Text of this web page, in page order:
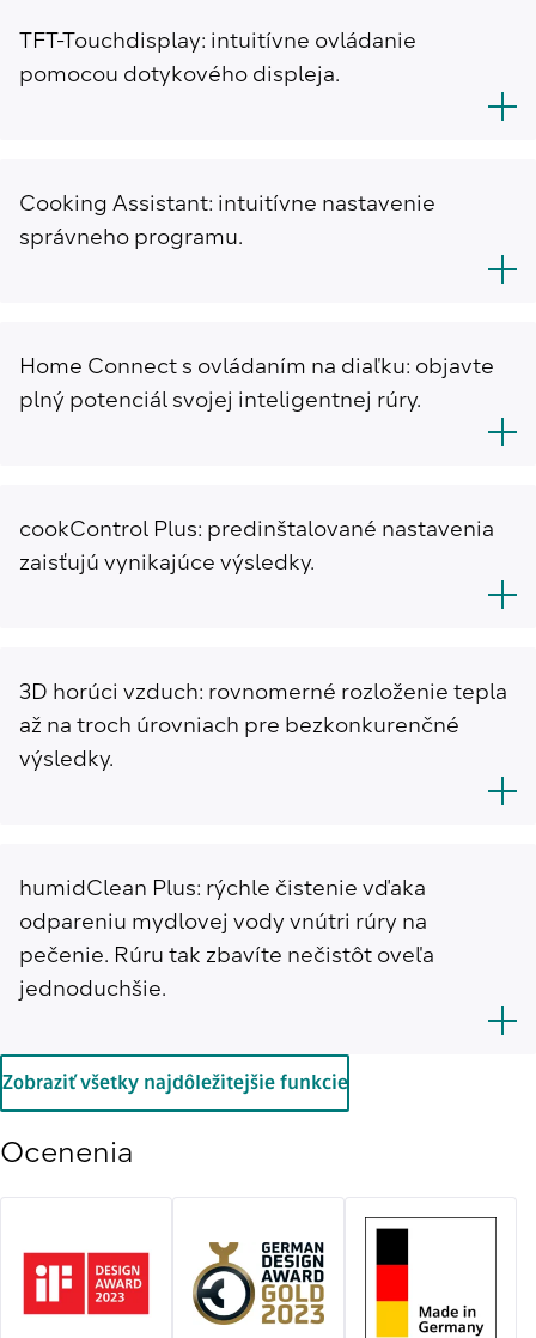
TFT-Touchdisplay: intuitívne ovládanie
pomocou dotykového displeja.
Cooking Assistant: intuitívne nastavenie
správneho programu.
Home Connect s ovládaním na diaľku: objavte
plný potenciál svojej inteligentnej rúry.
cookControl Plus: predinštalované nastavenia
zaisťujú vynikajúce výsledky.
3D horúci vzduch: rovnomerné rozloženie tepla
až na troch úrovniach pre bezkonkurenčné
výsledky.
humidClean Plus: rýchle čistenie vďaka
odpareniu mydlovej vody vnútri rúry na
pečenie. Rúru tak zbavíte nečistôt oveľa
jednoduchšie.
Zobraziť všetky najdôležitejšie funkcie
Ocenenia